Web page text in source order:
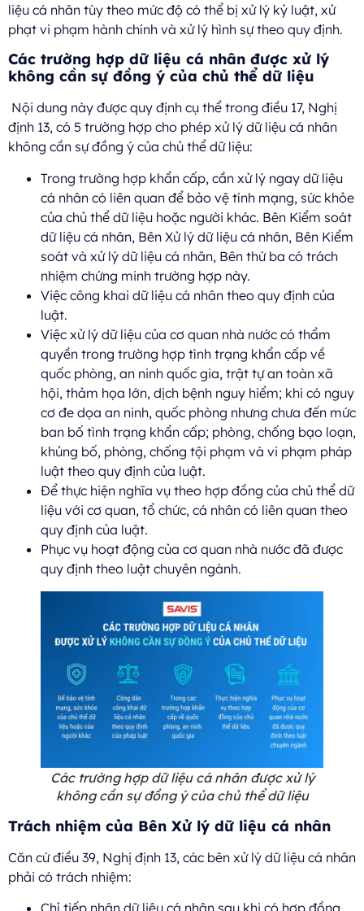
liệu cá nhân tùy theo mức độ có thể bị xử lý kỷ luật, xử
phạt vi phạm hành chính và xử lý hình sự theo quy định.
Các trường hợp dữ liệu cá nhân được xử lý
không cần sự đồng ý của chủ thể dữ liệu
Nội dung này được quy định cụ thể trong điều 17, Nghị
định 13, có 5 trường hợp cho phép xử lý dữ liệu cá nhân
không cần sự đồng ý của chủ thể dữ liệu:
Trong trường hợp khẩn cấp, cần xử lý ngay dữ liệu
cá nhân có liên quan để bảo vệ tính mạng, sức khỏe
của chủ thể dữ liệu hoặc người khác. Bên Kiểm soát
dữ liệu cá nhân, Bên Xử lý dữ liệu cá nhân, Bên Kiểm
soát và xử lý dữ liệu cá nhân, Bên thứ ba có trách
nhiệm chứng minh trường hợp này.
Việc công khai dữ liệu cá nhân theo quy định của
luật.
Việc xử lý dữ liệu của cơ quan nhà nước có thẩm
quyền trong trường hợp tình trạng khẩn cấp về
quốc phòng, an ninh quốc gia, trật tự an toàn xã
hội, thảm họa lớn, dịch bệnh nguy hiểm; khi có nguy
cơ đe dọa an ninh, quốc phòng nhưng chưa đến mức
ban bố tình trạng khẩn cấp; phòng, chống bạo loạn,
khủng bố, phòng, chống tội phạm và vi phạm pháp
luật theo quy định của luật.
Để thực hiện nghĩa vụ theo hợp đồng của chủ thể dữ
liệu với cơ quan, tổ chức, cá nhân có liên quan theo
quy định của luật.
Phục vụ hoạt động của cơ quan nhà nước đã được
quy định theo luật chuyên ngành.
Các trường hợp dữ liệu cá nhân được xử lý
không cần sự đồng ý của chủ thể dữ liệu
Trách nhiệm của Bên Xử lý dữ liệu cá nhân
Căn cứ điều 39, Nghị định 13, các bên xử lý dữ liệu cá nhân
phải có trách nhiệm: